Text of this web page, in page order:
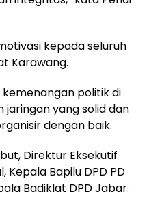
kepada seluruh
Karawang.
politik di
yang solid dan
dengan baik.
Direktur Eksekutif
Kepala Bapilu DPD PD
Badiklat DPD Jabar.